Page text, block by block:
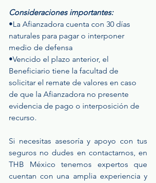
Consideraciones importantes:
•La Afianzadora cuenta con 30 días
naturales para pagar o interponer
medio de defensa
•Vencido el plazo anterior, el
Beneficiario tiene la facultad de
solicitar el remate de valores en caso
de que la Afianzadora no presente
evidencia de pago o interposición de
recurso.
Si necesitas asesoría y apoyo con tus
seguros no dudes en contactarnos, en
THB México tenemos expertos que
cuentan con una amplia experiencia y